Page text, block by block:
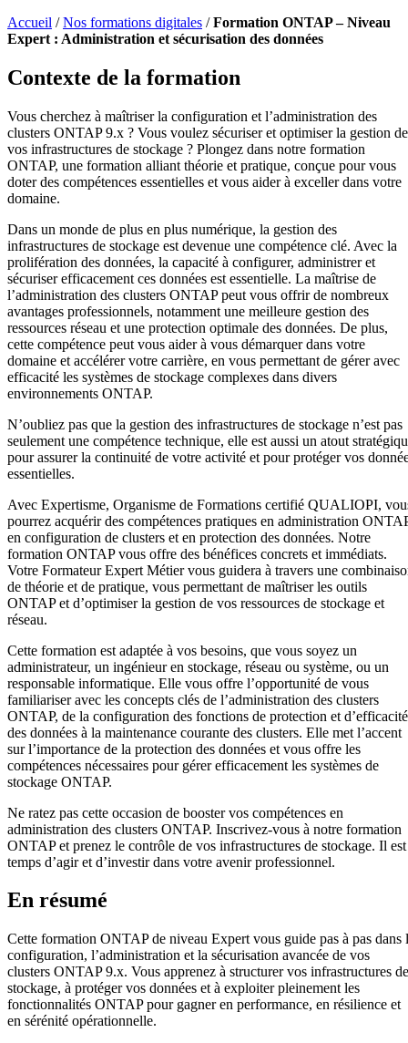
Accueil /Nos formations digitales /Formation ONTAP – Niveau
Expert : Administration et sécurisation des données
Contexte de la formation
Vous cherchez à maîtriser la configuration et l’administration des
clusters ONTAP 9.x ? Vous voulez sécuriser et optimiser la gestion de
vos infrastructures de stockage ? Plongez dans notre formation
ONTAP, une formation alliant théorie et pratique, conçue pour vous
doter des compétences essentielles et vous aider à exceller dans votre
domaine.
Dans un monde de plus en plus numérique, la gestion des
infrastructures de stockage est devenue une compétence clé. Avec la
prolifération des données, la capacité à configurer, administrer et
sécuriser efficacement ces données est essentielle. La maîtrise de
l’administration des clusters ONTAP peut vous offrir de nombreux
avantages professionnels, notamment une meilleure gestion des
ressources réseau et une protection optimale des données. De plus,
cette compétence peut vous aider à vous démarquer dans votre
domaine et accélérer votre carrière, en vous permettant de gérer avec
efficacité les systèmes de stockage complexes dans divers
environnements ONTAP.
N’oubliez pas que la gestion des infrastructures de stockage n’est pas
seulement une compétence technique, elle est aussi un atout
pour assurer la continuité de votre activité et pour protéger vos
essentielles.
Avec Expertisme, Organisme de Formations certifié QUALIOPI,
pourrez acquérir des compétences pratiques en administration
en configuration de clusters et en protection des données. Notre
formation ONTAP vous offre des bénéfices concrets et immédiats.
Votre Formateur Expert Métier vous guidera à travers une
de théorie et de pratique, vous permettant de maîtriser les outils
ONTAP et d’optimiser la gestion de vos ressources de stockage et
réseau.
Cette formation est adaptée à vos besoins, que vous soyez un
administrateur, un ingénieur en stockage, réseau ou système, ou un
responsable informatique. Elle vous offre l’opportunité de vous
familiariser avec les concepts clés de l’administration des clusters
ONTAP, de la configuration des fonctions de protection et d’efficacité
des données à la maintenance courante des clusters. Elle met l’accent
sur l’importance de la protection des données et vous offre les
compétences nécessaires pour gérer efficacement les systèmes de
stockage ONTAP.
Ne ratez pas cette occasion de booster vos compétences en
administration des clusters ONTAP. Inscrivez-vous à notre formation
ONTAP et prenez le contrôle de vos infrastructures de stockage. Il est
temps d’agir et d’investir dans votre avenir professionnel.
En résumé
Cette formation ONTAP de niveau Expert vous guide pas à pas dans
configuration, l’administration et la sécurisation avancée de vos
clusters ONTAP 9.x. Vous apprenez à structurer vos infrastructures de
stockage, à protéger vos données et à exploiter pleinement les
fonctionnalités ONTAP pour gagner en performance, en résilience et
en sérénité opérationnelle.